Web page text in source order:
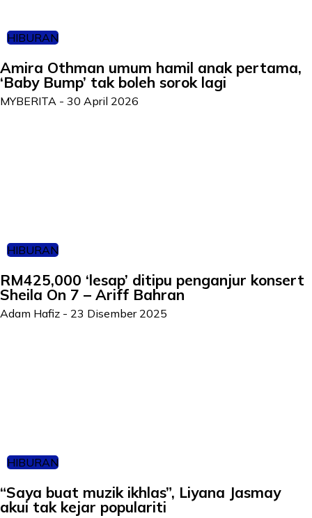
HIBURAN
Amira Othman umum hamil anak pertama,
‘Baby Bump’ tak boleh sorok lagi
MYBERITA - 30 April 2026
HIBURAN
RM425,000 ‘lesap’ ditipu penganjur konsert
Sheila On 7 – Ariff Bahran
Adam Hafiz - 23 Disember 2025
HIBURAN
“Saya buat muzik ikhlas”, Liyana Jasmay
akui tak kejar populariti